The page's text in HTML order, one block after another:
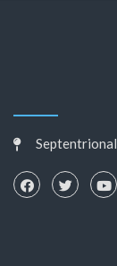
Septentrional